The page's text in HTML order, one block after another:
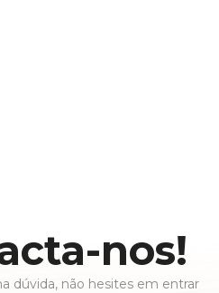
nos!
dúvida, não hesites em entrar